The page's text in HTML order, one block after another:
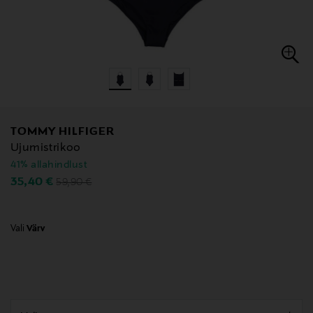
TOMMY HILFIGER
Ujumistrikoo
41% allahindlust
Discounted Price
35,40 € Original Price
59,90 €
Vali Värv